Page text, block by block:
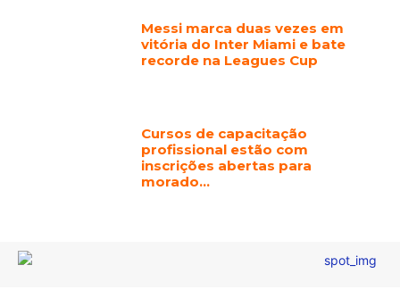
Messi marca duas vezes em
vitória do Inter Miami e bate
recorde na Leagues Cup
Cursos de capacitação
profissional estão com
inscrições abertas para
morado…